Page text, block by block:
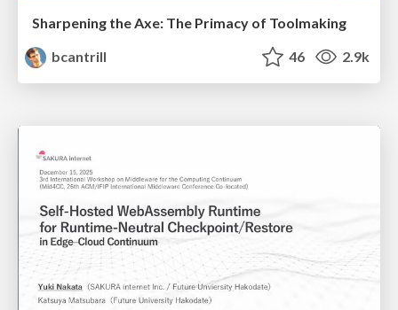
Sharpening the Axe: The Primacy of Toolmaking
bcantrill
46 2.9k